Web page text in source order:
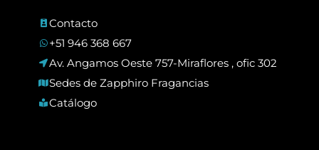
Contacto
+51 946 368 667
Av. Angamos Oeste 757-Miraflores , ofic 302
Sedes de Zapphiro Fragancias
Catálogo